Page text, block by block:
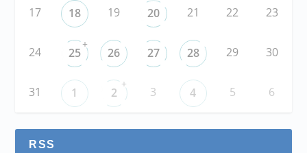
17 18 19 20 21 22 23
24 25
+
26 27 28 29 30
31 1 2
+
3 4 5 6
RSS